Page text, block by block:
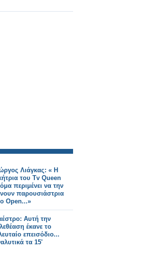
Λιάγκας: « Η
του Tv Queen
περιμένει να την
παρουσιάστρια
Open...»
Αυτή την
έκανε το
επεισόδιο...
τα 15'